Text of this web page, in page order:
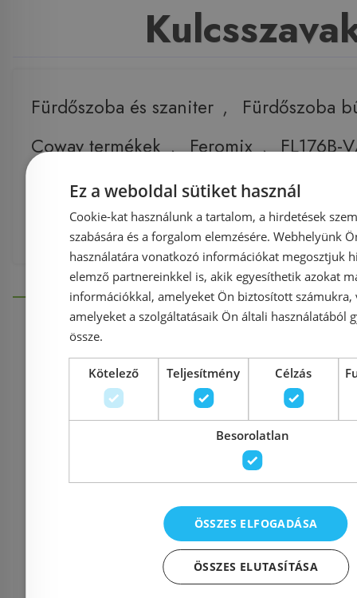
Fürdőszoba és szaniter ,
Fürdőszoba
Coway termékek , Feromix , FL176B-
fürdőszobabútor , Fürdőszoba bútor
Feromix FL176B-V/K fürdőszobabútor
Információk
Házhozszállítás (1900 Ft-
Fizetés
Kapcsolat
Adatvédelmi tájékoztató
Ez a weboldal sütiket használ
Cookie-kat használunk a tartalom, a hirdetések
szabására és a forgalom elemzésére. Webhelyünk
használatára vonatkozó információkat megosztjuk
elemző partnereinkkel is, akik egyesíthetik azokat
információkkal, amelyeket Ön biztosított számukra,
amelyeket a szolgáltatásaik Ön általi használatából
össze.
Kötelező Teljesítmény Célzás
Besorolatlan
ÖSSZES ELFOGADÁSA
ÖSSZES ELUTASÍTÁSA